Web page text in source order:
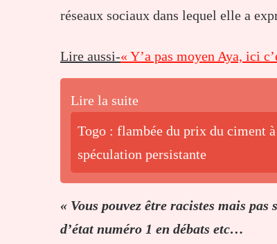
réseaux sociaux dans lequel elle a
Lire aussi-« Y’a pas moyen Aya, ici
Lire la suite
Togo : flambée du prix du ciment
spéculation persistante
« Vous pouvez être racistes mais
d’état numéro 1 en débats etc…